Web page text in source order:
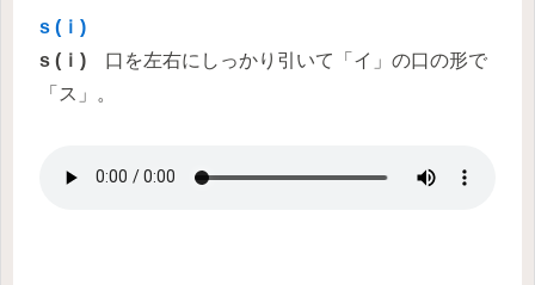
s (ｉ)
s (ｉ) 口を左右にしっかり引いて「イ」の口の形で
「ス」。